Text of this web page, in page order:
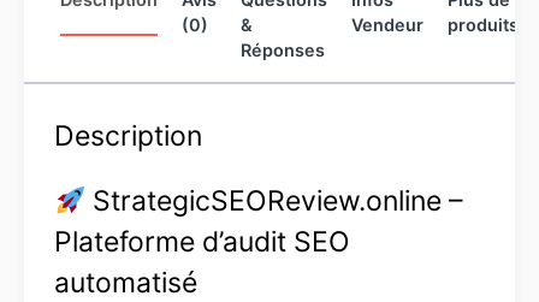
(0)
&
Réponses
Vendeur
produits
Description
StrategicSEOReview.online –
Plateforme d’audit SEO
automatisé